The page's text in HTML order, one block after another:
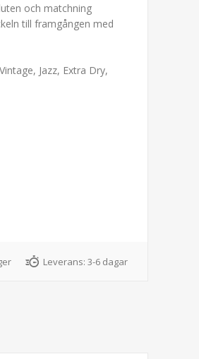
och matchning
till framgången med
Jazz, Extra Dry,
Leverans: 3-6 dagar